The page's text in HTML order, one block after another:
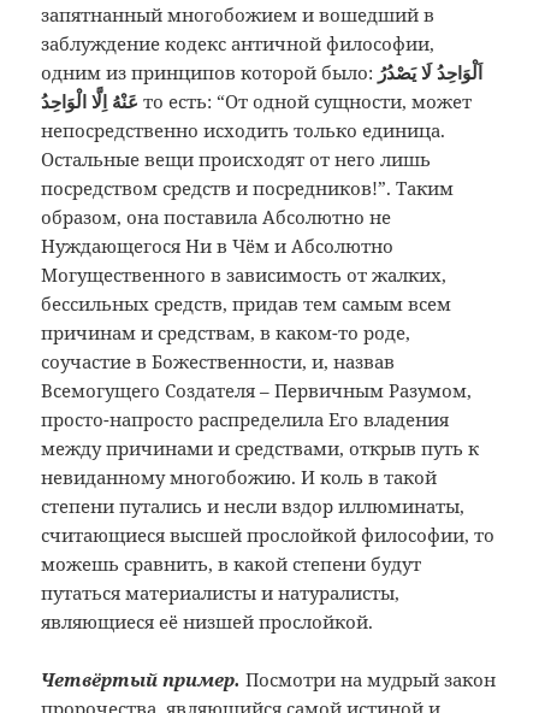
запятнанный многобожием и вошедший в
заблуждение кодекс античной философии,
одним из принципов которой было: اَلْوَاحِدُ لَا يَصْدُرُ
عَنْهُ اِلَّا الْوَاحِدُ то есть: “От одной сущности, может
непосредственно исходить только единица.
Остальные вещи происходят от него лишь
посредством средств и посредников!”. Таким
образом, она поставила Абсолютно не
Нуждающегося Ни в Чём и Абсолютно
Могущественного в зависимость от жалких,
бессильных средств, придав тем самым всем
причинам и средствам, в каком-то роде,
соучастие в Божественности, и, назвав
Всемогущего Создателя – Первичным Разумом,
просто-напросто распределила Его владения
между причинами и средствами, открыв путь к
невиданному многобожию. И коль в такой
степени путались и несли вздор иллюминаты,
считающиеся высшей прослойкой философии, то
можешь сравнить, в какой степени будут
путаться материалисты и натуралисты,
являющиеся её низшей прослойкой.
Четвёртый пример. Посмотри на мудрый закон